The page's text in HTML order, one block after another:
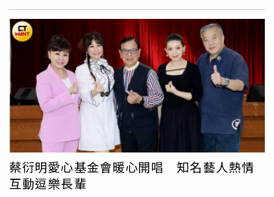
蔡衍明愛心基金會暖心開唱 知名藝人熱情
互動逗樂長輩